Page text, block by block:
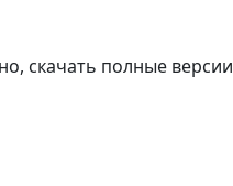
скачать полные версии